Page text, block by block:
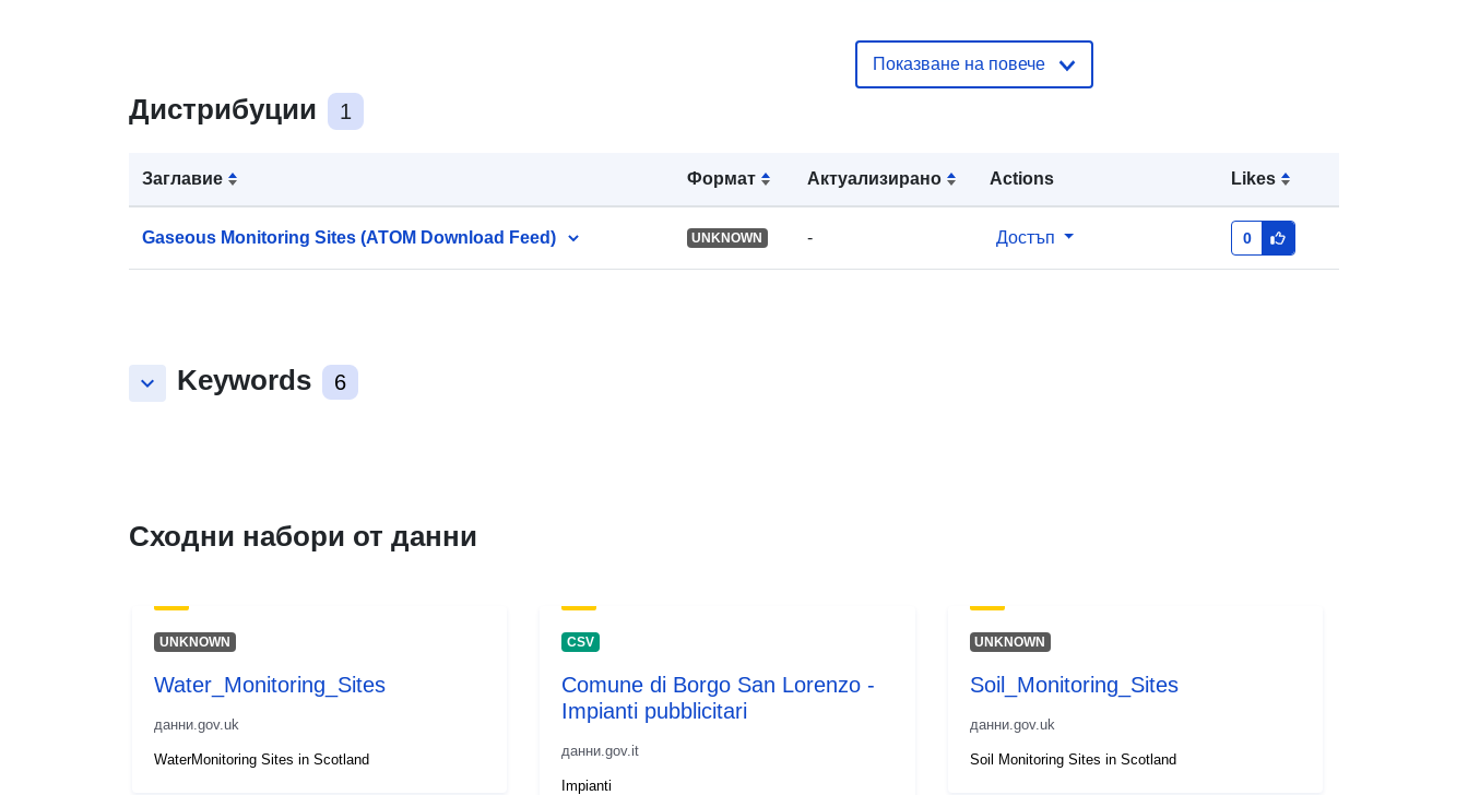
Дистрибуции 1
Заглавие Формат Актуализирано Actions Likes
Gaseous Monitoring Sites (ATOM Download Feed) UNKNOWN - Достъп 0
keyboard_arrow_down Keywords 6
seous_monitoring_sites
Показване на повече
Сходни набори от данни
UNKNOWN
Water_Monitoring_Sites
данни.gov.uk
WaterMonitoring Sites in Scotland
CSV
Comune di Borgo San Lorenzo -
Impianti pubblicitari
данни.gov.it
Impianti
UNKNOWN
Soil_Monitoring_Sites
данни.gov.uk
Soil Monitoring Sites in Scotland